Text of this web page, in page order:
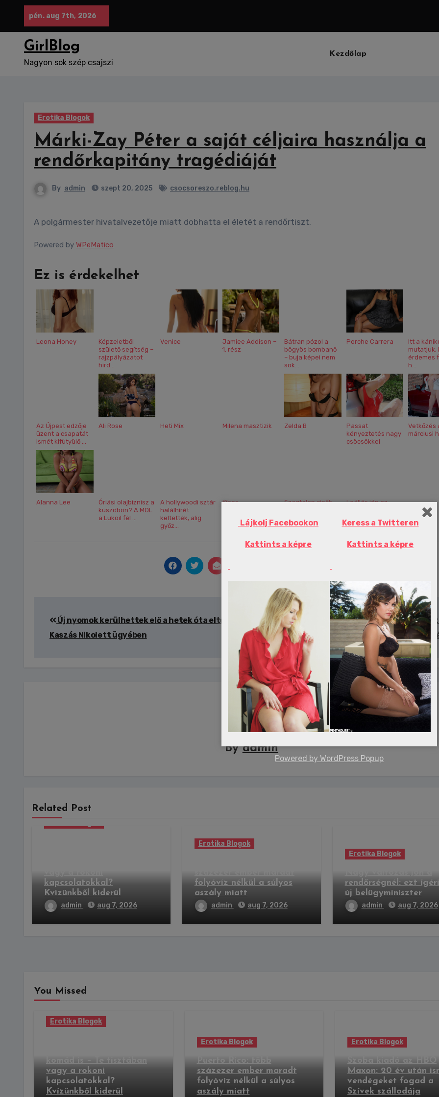
content
pén. aug 7th, 2026
GirlBlog
Nagyon sok szép csajszi
Kezdőlap
Erotika Blogok
Márki-Zay Péter a saját céljaira használja a
rendőrkapitány tragédiáját
By admin szept 20, 2025 csocsoreszo.reblog.hu
A polgármester hivatalvezetője miatt dobhatta el életét a rendőrtiszt.
Powered by WPeMatico
Ez is érdekelhet
Leona Honey
Képzeletből
születő segítség –
rajzpályázatot
hird...
Venice
Jamiee Addison –
1. rész
Bátran pózol a
bögyös bombanő
– buja képei nem
sok...
Porche Carrera
Itt a
mutatjuk,
érdemes
h...
Az Újpest edzője
üzent a csapatát
ismét kifütyülő ...
Ali Rose Heti Mix Milena masztizik Zelda B
Passat
kényeztetés nagy
csöcsökkel
Vetkőzés
márciusi
Alanna Lee
Óriási olajbiznisz a
küszöbön? A MOL
a Lukoil fél ...
A hollywoodi sztár
halálhírét
keltették, alig
győz...
Kínos
félbeszakított
meccsek – ez v...
Szagtalan cipők
a büdös cipő ...
Leállás jön az
ügyfelet érint!...
navigáció
Új nyomok kerülhettek elő a hetek óta eltűnt
Kaszás Nikolett ügyében
Döbbenetes mennyiségű pénzt
üzletember zsebébe a Labubu-
Byadmin
Related Post
kapcsolatokkal?
Kvízünkből kiderül
admin aug 7, 2026
Erotika Blogok
folyóvíz nélkül a súlyos
aszály miatt
admin aug 7, 2026
Erotika Blogok
rendőrségnél: ezt
új belügyminiszter
admin aug 7, 2026
You Missed
Erotika Blogok
komád is – Te tisztában
vagy a rokoni
kapcsolatokkal?
Kvízünkből kiderül
Erotika Blogok
Puerto Rico: több
százezer ember maradt
folyóvíz nélkül a súlyos
aszály miatt
Erotika Blogok
Szoba kiadó az HBO
Maxon: 20 év után
vendégeket fogad a
Szívek szállodája
Lájkolj Facebookon
Kattints a képre
Keress a Twitteren
Kattints a képre
Powered by WordPress Popup